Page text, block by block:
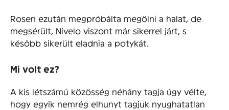
Rosen ezután megpróbálta megölni a halat, de
megsérült, Nivelo viszont már sikerrel járt, s
később sikerült eladnia a potykát.
Mi volt ez?
A kis létszámú közösség néhány tagja úgy vélte,
hogy egyik nemrég elhunyt tagjuk nyughatatlan